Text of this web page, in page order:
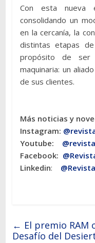
Con esta nueva
consolidando un
en la cercanía, la
distintas etapas
propósito de
maquinaria: un
de sus clientes.
Más noticias y
Instagram:
Youtube:
Facebook:
Linkedin:
← El premio RAM
Desafío del